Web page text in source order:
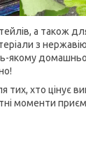
а також
з
якому
тих, хто цінує
моменти